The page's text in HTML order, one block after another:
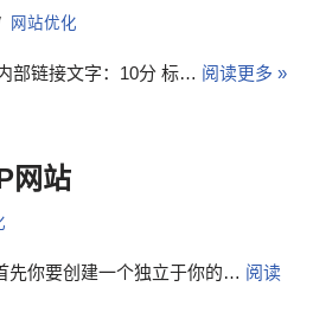
网站优化
部链接文字：10分 标… 阅读更多 »
网站
先你要创建一个独立于你的… 阅读